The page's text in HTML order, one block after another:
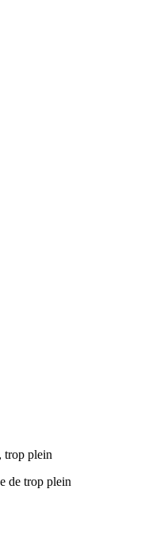
trop plein
de trop plein